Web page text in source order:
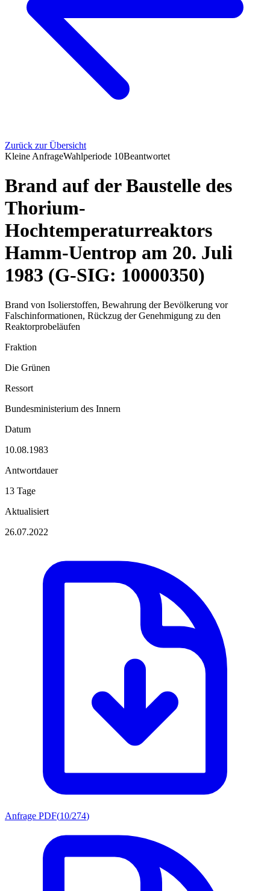
Zurück zur Übersicht
Kleine AnfrageWahlperiode 10Beantwortet
Brand auf der Baustelle des
Thorium-
Hochtemperaturreaktors
Hamm-Uentrop am 20. Juli
1983 (G-SIG: 10000350)
Brand von Isolierstoffen, Bewahrung der Bevölkerung vor
Falschinformationen, Rückzug der Genehmigung zu den
Reaktorprobeläufen
Fraktion
Die Grünen
Ressort
Bundesministerium des Innern
Datum
10.08.1983
Antwortdauer
13 Tage
Aktualisiert
26.07.2022
Anfrage PDF(10/274)